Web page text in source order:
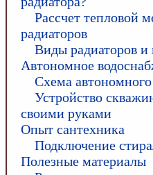
Рассчет тепловой
радиаторов
Виды радиаторов и
Автономное
Схема
Устройство
своими руками
Опыт сантехника
Подключение
Полезные материалы